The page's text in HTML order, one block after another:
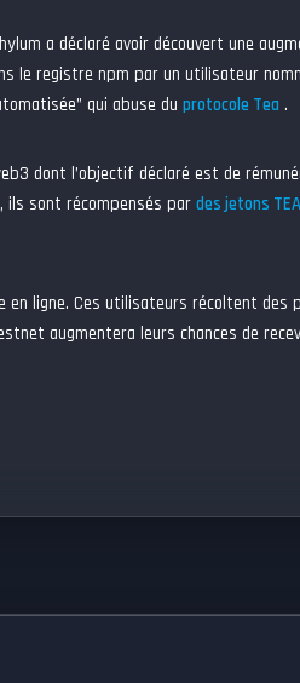
a déclaré avoir découvert une
le registre npm par un utilisateur
qui abuse du protocole Tea .
dont l’objectif déclaré est de
ils sont récompensés par des jetons
en ligne. Ces utilisateurs récoltent des
augmentera leurs chances de